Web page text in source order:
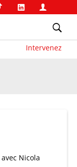
Intervenez
avec Nicola